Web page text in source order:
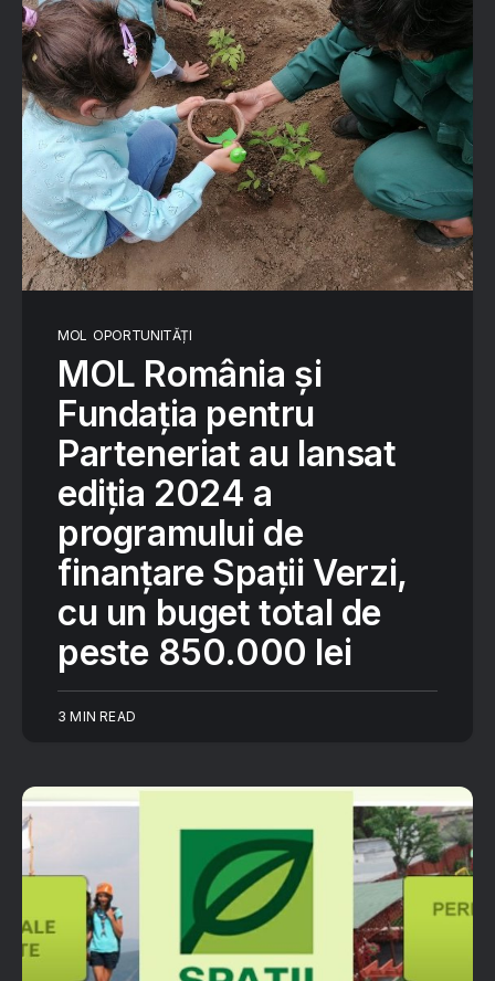
MOL OPORTUNITĂȚI
MOL România şi
Fundaţia pentru
Parteneriat au lansat
ediția 2024 a
programului de
finanțare Spații Verzi,
cu un buget total de
peste 850.000 lei
3 MIN READ